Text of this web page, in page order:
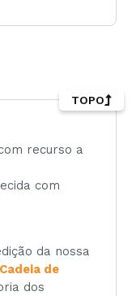
recurso a
com
da nossa
de
dos
TOPO